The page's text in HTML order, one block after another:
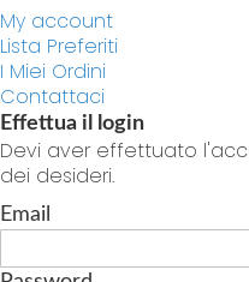
My account
Lista Preferiti
I Miei Ordini
Contattaci
Effettua il login
Devi aver effettuato
dei desideri.
Email